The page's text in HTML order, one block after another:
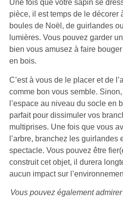
Une fois que votre sapin se
pièce, il est temps de le décorer
boules de Noël, de guirlandes
lumières. Vous pouvez garder
bien vous amusez à faire
en bois.
C’est à vous de le placer et de
comme bon vous semble.
l’espace au niveau du socle en
parfait pour dissimuler vos
multiprises. Une fois que vous
l’arbre, branchez les guirlandes
spectacle. Vous pouvez être
construit cet objet, il durera
aucun impact sur
Vous pouvez également